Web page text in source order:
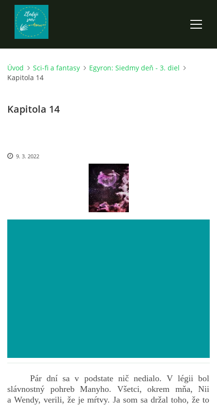
ÚVOD
EGYRON: SIEDMY DEŇ - 3. DIEL
TARA
VÍLA NA BRONZOVEJ ULICI
Úvod Sci-fi a fantasy
Egyron: Siedmy deň - 3. diel
Kapitola 14
Kapitola 14
9. 3. 2022
Pár dní sa v podstate nič nedialo. V légii bol
slávnostný pohreb Manyho. Všetci, okrem mňa, Nii
a Wendy, verili, že je mŕtvy. Ja som sa držal toho, že to